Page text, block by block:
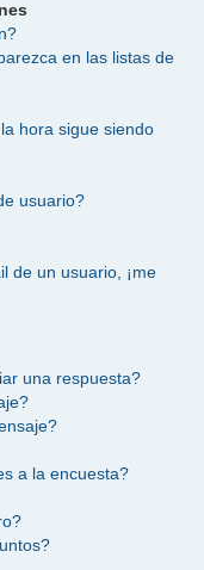
en las listas de
hora sigue siendo
usuario?
de un usuario, ¡me
una respuesta?
a la encuesta?